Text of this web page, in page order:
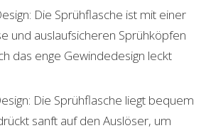
Die Sprühflasche ist mit einer
und auslaufsicheren Sprühköpfen
das enge Gewindedesign leckt
Die Sprühflasche liegt bequem
sanft auf den Auslöser, um